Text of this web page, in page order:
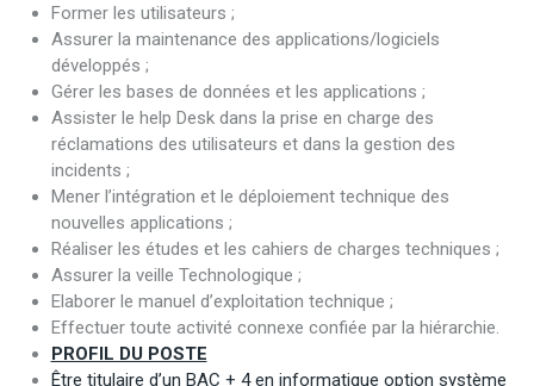
Former les utilisateurs ;
Assurer la maintenance des applications/logiciels
développés ;
Gérer les bases de données et les applications ;
Assister le help Desk dans la prise en charge des
réclamations des utilisateurs et dans la gestion des
incidents ;
Mener l’intégration et le déploiement technique des
nouvelles applications ;
Réaliser les études et les cahiers de charges techniques ;
Assurer la veille Technologique ;
Elaborer le manuel d’exploitation technique ;
Effectuer toute activité connexe confiée par la hiérarchie.
PROFIL DU POSTE
Être titulaire d’un BAC + 4 en informatique option système